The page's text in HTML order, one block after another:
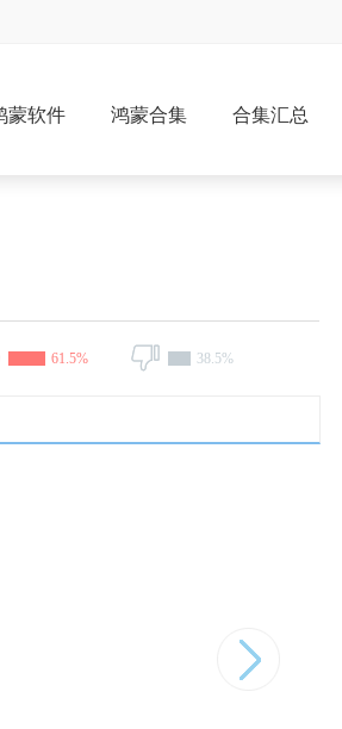
蒙软件 鸿蒙合集 合集汇总
61.5% 38.5%